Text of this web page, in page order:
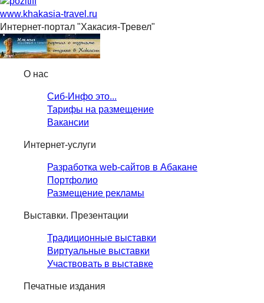
www.khakasia-travel.ru
Интернет-портал "Хакасия-Тревел"
О нас
Сиб-Инфо это...
Тарифы на размещение
Вакансии
Интернет-услуги
Разработка web-сайтов в Абакане
Портфолио
Размещение рекламы
Выставки. Презентации
Традиционные выставки
Виртуальные выставки
Участвовать в выставке
Печатные издания